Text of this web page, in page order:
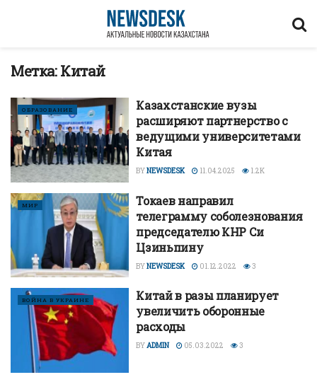
Метка:Китай
ОБРАЗОВАНИЕ
Казахстанские вузы
расширяют партнерство с
ведущими университетами
Китая
BYNEWSDESK 11.04.2025 1.2K
МИР
Токаев направил
телеграмму соболезнования
председателю КНР Си
Цзиньпину
BYNEWSDESK 01.12.2022 3
ВОЙНА В УКРАИНЕ
Китай в разы планирует
увеличить оборонные
расходы
BYADMIN 05.03.2022 3